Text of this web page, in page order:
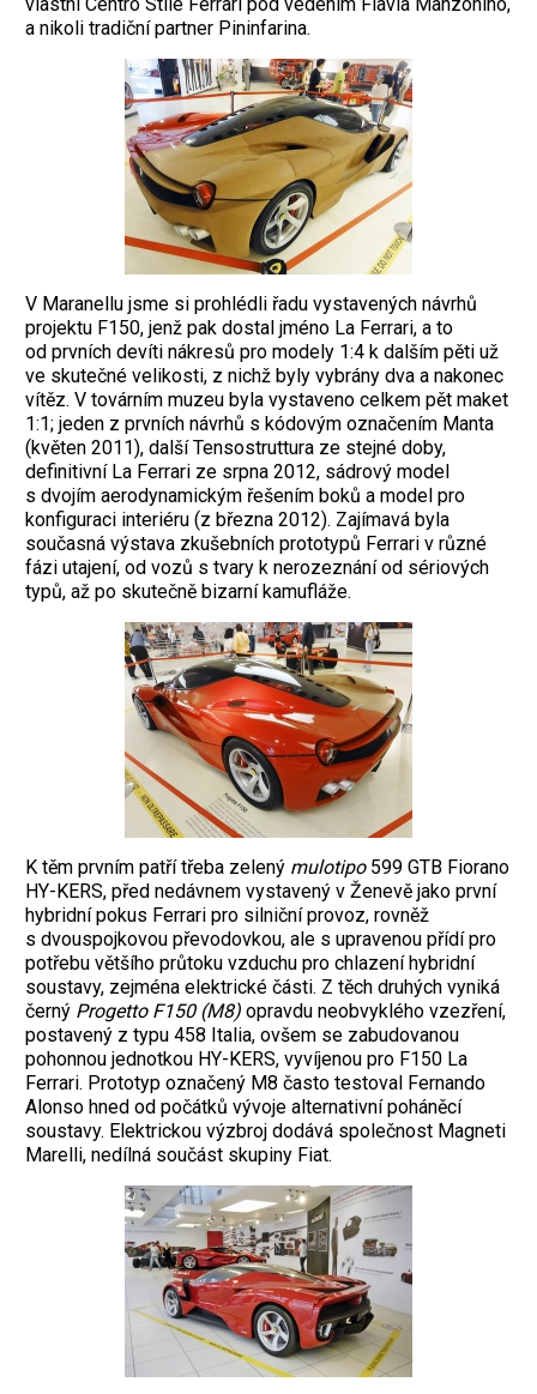
vlastní Centro Stile Ferrari pod vedením Flavia Manzoniho,
a nikoli tradiční partner Pininfarina.
V Maranellu jsme si prohlédli řadu vystavených návrhů
projektu F150, jenž pak dostal jméno La Ferrari, a to
od prvních devíti nákresů pro modely 1:4 k dalším pěti už
ve skutečné velikosti, z nichž byly vybrány dva a nakonec
vítěz. V továrním muzeu byla vystaveno celkem pět maket
1:1; jeden z prvních návrhů s kódovým označením Manta
(květen 2011), další Tensostruttura ze stejné doby,
definitivní La Ferrari ze srpna 2012, sádrový model
s dvojím aerodynamickým řešením boků a model pro
konfiguraci interiéru (z března 2012). Zajímavá byla
současná výstava zkušebních prototypů Ferrari v různé
fázi utajení, od vozů s tvary k nerozeznání od sériových
typů, až po skutečně bizarní kamufláže.
K těm prvním patří třeba zelený mulotipo 599 GTB Fiorano
HY-KERS, před nedávnem vystavený v Ženevě jako první
hybridní pokus Ferrari pro silniční provoz, rovněž
s dvouspojkovou převodovkou, ale s upravenou přídí pro
potřebu většího průtoku vzduchu pro chlazení hybridní
soustavy, zejména elektrické části. Z těch druhých vyniká
černý Progetto F150 (M8) opravdu neobvyklého vzezření,
postavený z typu 458 Italia, ovšem se zabudovanou
pohonnou jednotkou HY-KERS, vyvíjenou pro F150 La
Ferrari. Prototyp označený M8 často testoval Fernando
Alonso hned od počátků vývoje alternativní poháněcí
soustavy. Elektrickou výzbroj dodává společnost Magneti
Marelli, nedílná součást skupiny Fiat.